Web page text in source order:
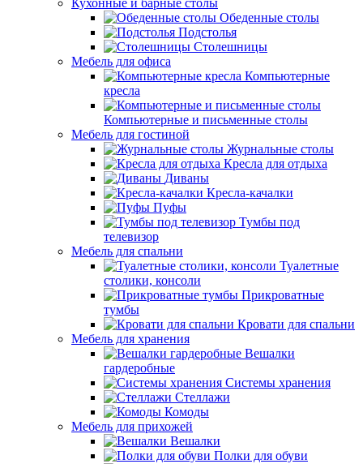
Кухонные и барные столы
Обеденные столы
Подстолья
Столешницы
Мебель для офиса
Компьютерные
кресла
Компьютерные и письменные столы
Мебель для гостиной
Журнальные столы
Кресла для отдыха
Диваны
Кресла-качалки
Пуфы
Тумбы под
телевизор
Мебель для спальни
Туалетные
столики, консоли
Прикроватные
тумбы
Кровати для спальни
Мебель для хранения
Вешалки
гардеробные
Системы хранения
Стеллажи
Комоды
Мебель для прихожей
Вешалки
Полки для обуви